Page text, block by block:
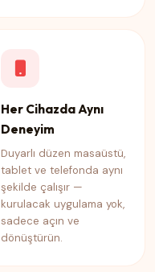
Her Cihazda Aynı
Deneyim
Duyarlı düzen masaüstü,
tablet ve telefonda aynı
şekilde çalışır —
kurulacak uygulama yok,
sadece açın ve
dönüştürün.